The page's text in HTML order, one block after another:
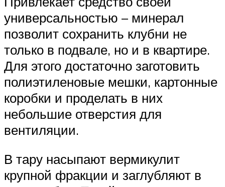
универсальностью – минерал
позволит сохранить клубни не
только в подвале, но и в квартире.
Для этого достаточно заготовить
полиэтиленовые мешки, картонные
коробки и проделать в них
небольшие отверстия для
вентиляции.
В тару насыпают вермикулит
крупной фракции и заглубляют в